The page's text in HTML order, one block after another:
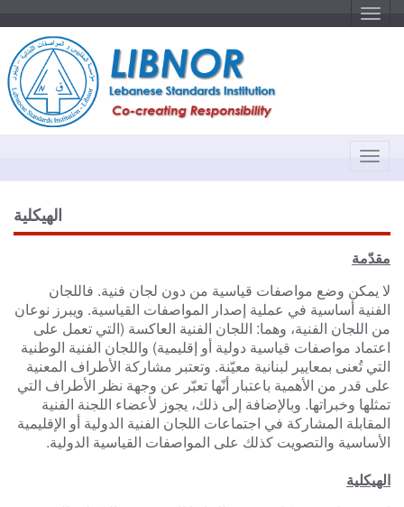
T
o
g
a
t
T
o
l
n
v
i
g
a
t
i
o
n
الهيكلية
مقدّمة
لا يمكن وضع مواصفات قياسية من دون لجان فنية. فاللجان
الفنية أساسية في عملية إصدار المواصفات القياسية. ويبرز نوعان
من اللجان الفنية، وهما: اللجان الفنية العاكسة (التي تعمل على
اعتماد مواصفات قياسية دولية أو إقليمية) واللجان الفنية الوطنية
التي تُعنى بمعايير لبنانية معيّنة. وتعتبر مشاركة الأطراف المعنية
على قدر من الأهمية باعتبار أنّها تعبّر عن وجهة نظر الأطراف التي
تمثلها وخبراتها. وبالإضافة إلى ذلك، يجوز لأعضاء اللجنة الفنية
المقابلة المشاركة في اجتماعات اللجان الفنية الدولية أو الإقليمية
الأساسية والتصويت كذلك على المواصفات القياسية الدولية.
الهيكلية